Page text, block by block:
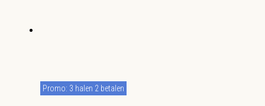
Promo: 3 halen 2 betalen